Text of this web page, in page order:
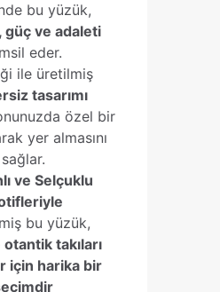
bu yüzük,
güç ve adaleti
eder.
ile üretilmiş
tasarımı
özel bir
yer almasını
sağlar.
ve Selçuklu
bu yüzük,
takıları
için harika bir